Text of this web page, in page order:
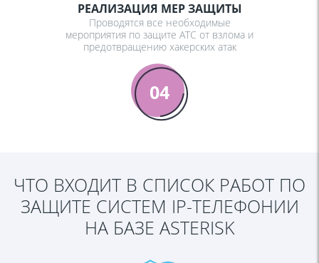
РЕАЛИЗАЦИЯ МЕР ЗАЩИТЫ
Проводятся все необходимые
мероприятия по защите АТС от взлома и
предотвращению хакерских атак
04
ЧТО ВХОДИТ В СПИСОК РАБОТ ПО
ЗАЩИТЕ СИСТЕМ IP-ТЕЛЕФОНИИ
НА БАЗЕ ASTERISK